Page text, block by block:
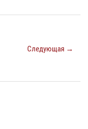
Следующая →